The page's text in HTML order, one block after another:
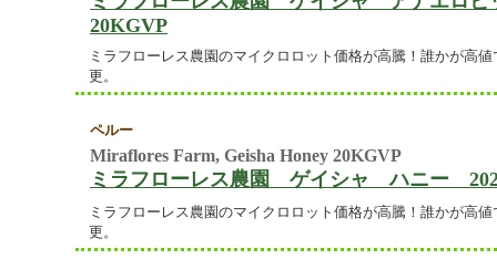
20KGVP
ミラフローレス農園のマイクロロット価格が高騰！誰かが高
更。
ペルー
Miraflores Farm, Geisha Honey 20KGVP
ミラフローレス農園 ゲイシャ ハニー
ミラフローレス農園のマイクロロット価格が高騰！誰かが高
更。